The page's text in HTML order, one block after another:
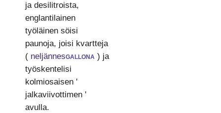
ja desilitroista,
englantilainen
työläinen söisi
paunoja, joisi kvartteja
( neljännesgallona) ja
työskentelisi
kolmiosaisen '
jalkaviivottimen '
avulla.